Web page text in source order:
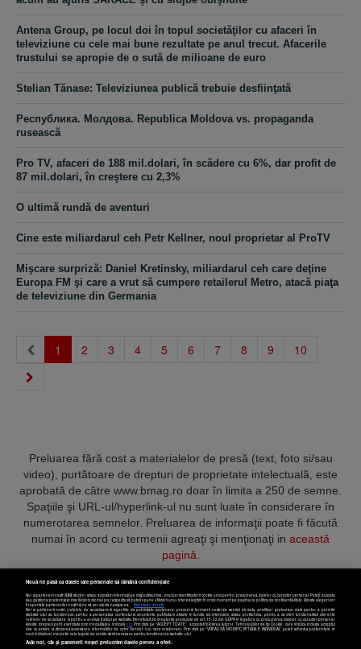
Antena Group, pe locul doi în topul societăţilor cu afaceri în
televiziune cu cele mai bune rezultate pe anul trecut. Afacerile
trustului se apropie de o sută de milioane de euro
Stelian Tănase: Televiziunea publică trebuie desfiinţată
Республика. Молдова. Republica Moldova vs. propaganda
rusească
Pro TV, afaceri de 188 mil.dolari, în scădere cu 6%, dar profit de
87 mil.dolari, în creştere cu 2,3%
O ultimă rundă de aventuri
Cine este miliardarul ceh Petr Kellner, noul proprietar al ProTV
Mişcare surpriză: Daniel Kretinsky, miliardarul ceh care deţine
Europa FM şi care a vrut să cumpere retailerul Metro, atacă piaţa
de televiziune din Germania
1 (current)
2 3 4 5 6 7 8 9 10
Preluarea fără cost a materialelor de presă (text, foto si/sau
video), purtătoare de drepturi de proprietate intelectuală, este
aprobată de către www.bmag.ro doar în limita a 250 de semne.
Spaţiile şi URL-ul/hyperlink-ul nu sunt luate în considerare în
numerotarea semnelor. Preluarea de informaţii poate fi făcută
numai în acord cu termenii agreaţi şi menţionaţi in această
pagină
Termeni și condiții Confidențialitate Cookies Contact
Nouă ne pasă ca datele tale personale să rămână confidențiale
Noi și partenerii noștri589stocăm și/sau accesăm informații pe dispozitivul dvs., precum identificatorii cookie unici pentru prelucrarea datelor cu caracter personal. Puteți accepta
sau gestiona preferințele dvs. făcând clic mai jos, respectiv vă puteți opune utilizării unui interes legitim în orice moment pe pagina cu politica de confidențialitate. Aceste alegeri vor
fi raportate partenerilor noștri și nu vă vor afecta navigarea.
Mai multe detalii
Noi si partenerii nostri (retelele de socializare si agentiile de publicitate partenere, precum si furnizorii nostri de servicii de date analitice) prelucram date pentru a permite
website-ului sa functioneze, pentru a personaliza continutul si anunturile publicitare afisate in functie de interesele si/sau profilul dvs., pentru a va oferi functionalitati aferente
retelelor de socializare si pentru a analiza traficul pe website. Beneficiati de drepturile prevazute de art. 15-22 din GDPR in legatura cu prelucrarea datelor cu caracter personal.
Aceste drepturi pot fi exercitate prin modalitatea indicataaici. Prin click pe “ACCEPT TOATE”, acceptati folosirea tuturor Tehnologiilor de tip Cookie, care implica inclusiv acceptul
dvs. cu privire la stocarea/accesarea informatiilor de catre Vendor-ii cu care colaboram. Prin click pe “VREAU SA MODIFIC SETARILE INDIVIDUAL” puteti schimba preferintele in
mod individual, mai putin cele legate de cookie strict necesare pentru functionarea website-ului.
Atât noi, cât și partenerii noștri prelucrăm datele pentru a oferi: